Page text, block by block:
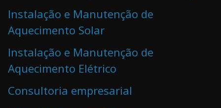
Instalação e Manutenção de
Aquecimento Solar
Instalação e Manutenção de
Aquecimento Elétrico
Consultoria empresarial